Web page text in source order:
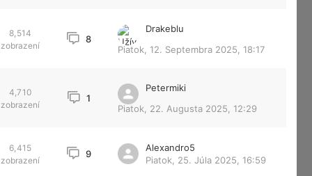
8,514
zobrazení
8
Drakeblu
Piatok, 12. Septembra 2025, 18:17
4,710
zobrazení
1
Petermiki
Piatok, 22. Augusta 2025, 12:29
6,415
zobrazení
9
Alexandro5
Piatok, 25. Júla 2025, 16:59